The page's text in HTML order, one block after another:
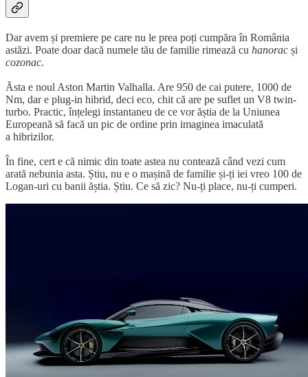
Dar avem și premiere pe care nu le prea poți cumpăra în România
astăzi. Poate doar dacă numele tău de familie rimează cu hanorac și
cozonac.
Ăsta e noul Aston Martin Valhalla. Are 950 de cai putere, 1000 de
Nm, dar e plug-in hibrid, deci eco, chit că are pe suflet un V8 twin-
turbo. Practic, înțelegi instantaneu de ce vor ăștia de la Uniunea
Europeană să facă un pic de ordine prin imaginea imaculată
a hibrizilor.
În fine, cert e că nimic din toate astea nu contează când vezi cum
arată nebunia asta. Știu, nu e o mașină de familie și-ți iei vreo 100 de
Logan-uri cu banii ăștia. Știu. Ce să zic? Nu-ți place, nu-ți cumperi.